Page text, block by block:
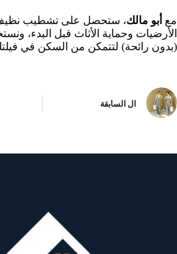
مع أبو مالك، ستحصل على تشطيب نظيف
الأرضيات وحماية الأثاث قبل البدء،
(بدون رائحة) لتتمكن من السكن في فيلتك
ال السابقة